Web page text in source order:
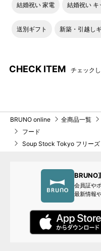
結婚祝い 家電 結婚祝い キ
送別ギフト 新築・引越し
CHECK ITEM チェック
BRUNO online 全商品一覧
フード
Soup Stock Tokyo フリー
BRUNO
会員証や
最新情報